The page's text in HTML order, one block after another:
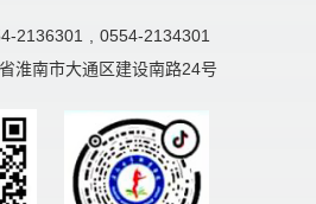
2136301 , 0554-2134301
淮南市大通区建设南路24号